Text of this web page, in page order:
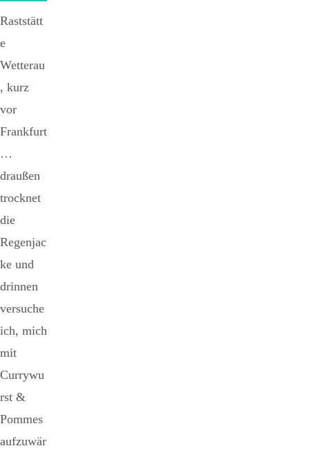
Raststätt
e
Wetterau
, kurz
vor
Frankfurt
…
draußen
trocknet
die
Regenjac
ke und
drinnen
versuche
ich, mich
mit
Currywu
rst &
Pommes
aufzuwär